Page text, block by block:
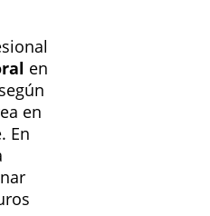
en
en
En